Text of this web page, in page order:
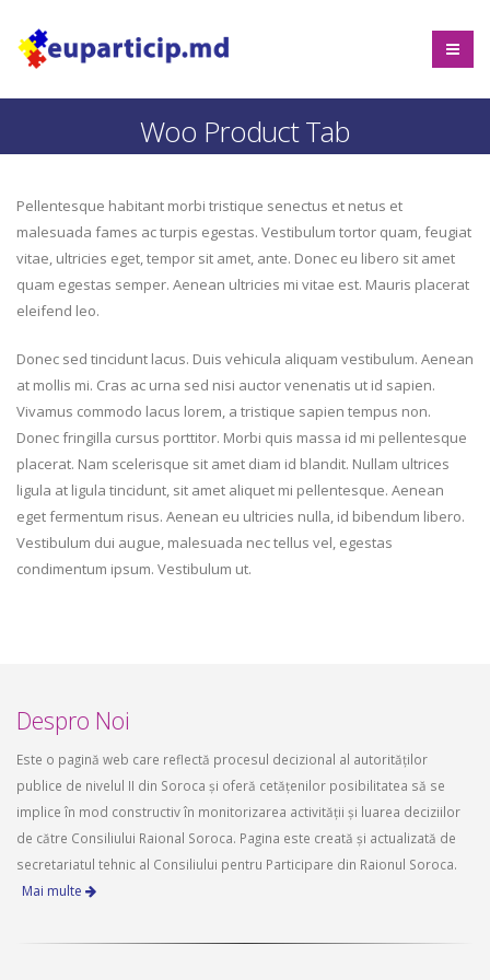
Woo Product Tab
Pellentesque habitant morbi tristique senectus et netus et
malesuada fames ac turpis egestas. Vestibulum tortor quam, feugiat
vitae, ultricies eget, tempor sit amet, ante. Donec eu libero sit amet
quam egestas semper. Aenean ultricies mi vitae est. Mauris placerat
eleifend leo.
Donec sed tincidunt lacus. Duis vehicula aliquam vestibulum. Aenean
at mollis mi. Cras ac urna sed nisi auctor venenatis ut id sapien.
Vivamus commodo lacus lorem, a tristique sapien tempus non.
Donec fringilla cursus porttitor. Morbi quis massa id mi pellentesque
placerat. Nam scelerisque sit amet diam id blandit. Nullam ultrices
ligula at ligula tincidunt, sit amet aliquet mi pellentesque. Aenean
eget fermentum risus. Aenean eu ultricies nulla, id bibendum libero.
Vestibulum dui augue, malesuada nec tellus vel, egestas
condimentum ipsum. Vestibulum ut.
Despro Noi
Este o pagină web care reflectă procesul decizional al autorităților
publice de nivelul II din Soroca și oferă cetățenilor posibilitatea să se
implice în mod constructiv în monitorizarea activității și luarea deciziilor
de către Consiliului Raional Soroca. Pagina este creată și actualizată de
secretariatul tehnic al Consiliului pentru Participare din Raionul Soroca.
Mai multe